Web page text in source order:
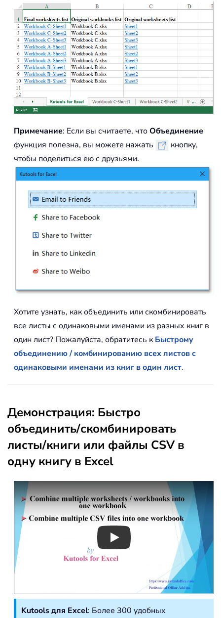
Примечание: Если вы считаете, чтоОбъединение
функция полезна, вы можете нажать
кнопку,
чтобы поделиться ею с друзьями.
Хотите узнать, как объединить или скомбинировать
все листы с одинаковыми именами из разных книг в
один лист? Пожалуйста, обратитесь кБыстрому
объединению / комбинированию всех листов с
одинаковыми именами из книг в один лист.
Демонстрация: Быстро
объединить/скомбинировать
листы/книги или файлы CSV в
одну книгу в Excel
Play
Kutools для Excel: Более 300 удобных